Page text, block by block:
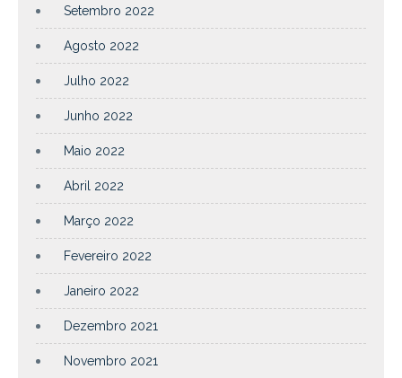
Setembro 2022
Agosto 2022
Julho 2022
Junho 2022
Maio 2022
Abril 2022
Março 2022
Fevereiro 2022
Janeiro 2022
Dezembro 2021
Novembro 2021